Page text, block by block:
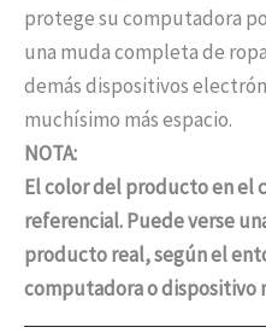
protege su computadora
una muda completa de
demás dispositivos
muchísimo más espacio.
NOTA:
El color del producto en el
referencial. Puede verse
producto real, según el
computadora o dispositivo